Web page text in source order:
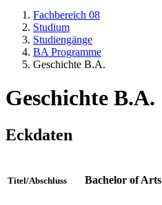
Fachbereich 08
Studium
Studiengänge
BA Programme
Geschichte B.A.
Geschichte B.A.
Eckdaten
Titel/Abschluss Bachelor of Arts